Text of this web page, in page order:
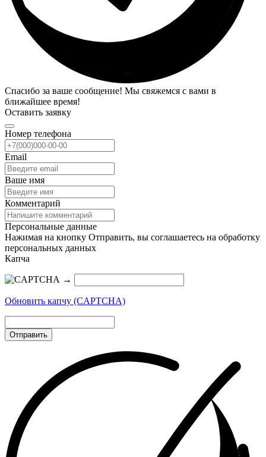
Спасибо за ваше сообщение! Мы свяжемся с вами в
ближайшее время!
Оставить заявку
Номер телефона
Email
Ваше имя
Комментарий
Персональные данные
Нажимая на кнопку Отправить, вы соглашаетесь на обработку
персональных данных
Капча
→
Обновить капчу (CAPTCHA)
Отправить